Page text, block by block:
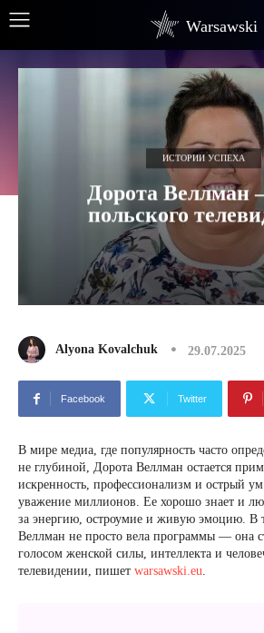
Warsawski
ИСТОРИИ УСПЕХА
Дорота Веллман
польского
Alyona Kovalchuk 29.07.2025
Facebook Twitter
В мире медиа, где популярность часто
не глубиной, Дорота Веллман остается
искренность, профессионализм и острый ум
уважение миллионов. Ее хорошо знает и
за энергию, остроумие и живую эмоцию. В
Веллман не просто вела программы — она
голосом женской силы, интеллекта и
телевидении, пишет warsawski.eu.